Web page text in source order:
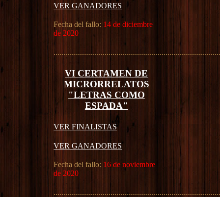
VER GANADORES
Fecha del fallo: 14 de diciembre
de 2020
VI CERTAMEN DE
MICRORRELATOS
"LETRAS COMO
ESPADA"
VER FINALISTAS
VER GANADORES
Fecha del fallo: 16 de noviembre
de 2020